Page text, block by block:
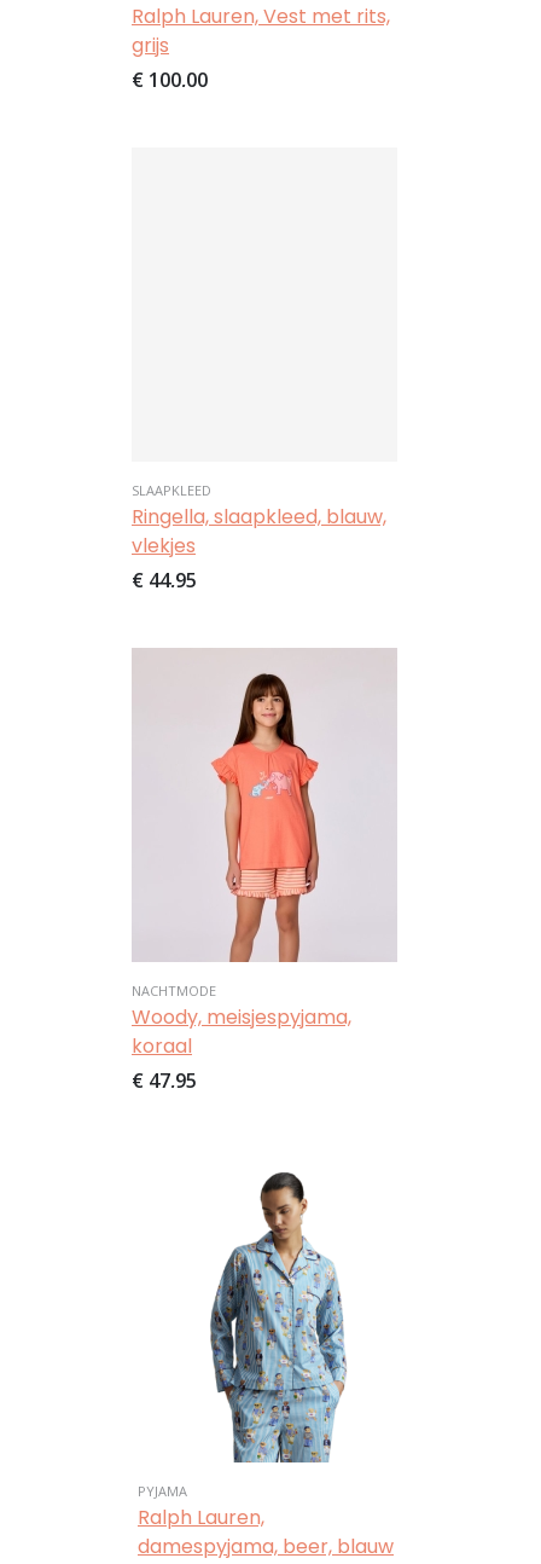
Ralph Lauren, Vest met rits,
grijs
€ 100,00
SLAAPKLEED
Ringella, slaapkleed, blauw,
vlekjes
€ 44,95
NACHTMODE
Woody, meisjespyjama,
koraal
€ 47,95
PYJAMA
Ralph Lauren,
damespyjama, beer, blauw